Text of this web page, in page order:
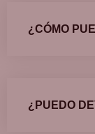
¿CÓMO
¿PUEDO